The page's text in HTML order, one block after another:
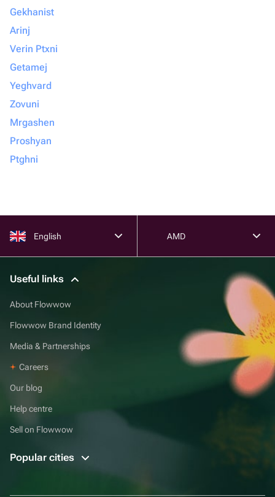
Gekhanist
Arinj
Verin Ptxni
Getamej
Yeghvard
Zovuni
Mrgashen
Proshyan
Ptghni
English AMD
Useful links
About Flowwow
Flowwow Brand Identity
Media & Partnerships
Careers
Our blog
Help centre
Sell on Flowwow
Popular cities